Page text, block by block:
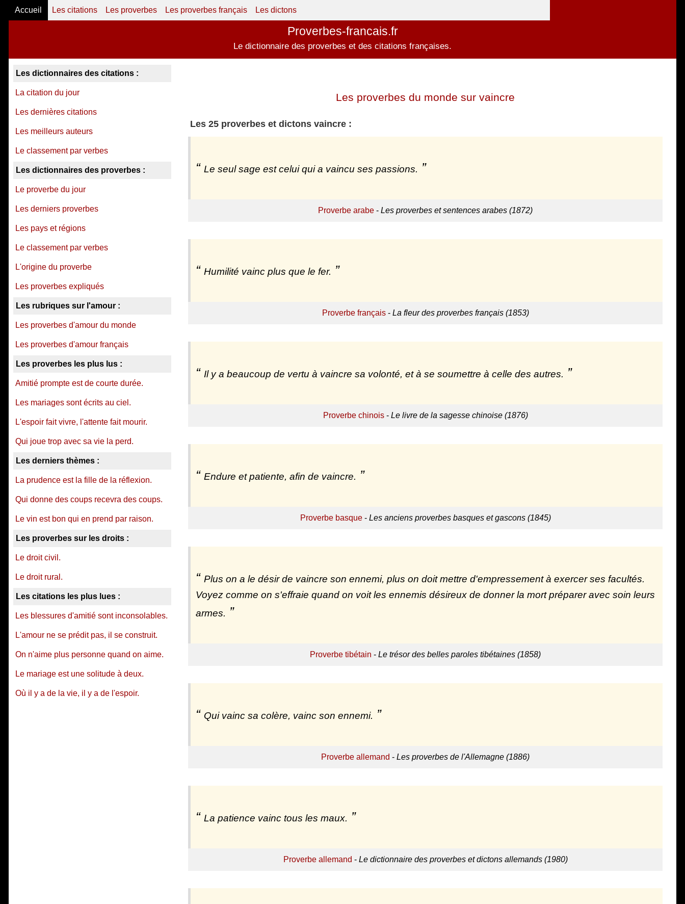
Accueil Les citations Les proverbes Les proverbes français Les dictons
Proverbes-francais.fr
Le dictionnaire des proverbes et des citations françaises.
Les proverbes du monde sur vaincre
Les 25 proverbes et dictons vaincre :
Le seul sage est celui qui a vaincu ses passions.
Proverbe arabe - Les proverbes et sentences arabes (1872)
Humilité vainc plus que le fer.
Proverbe français- La fleur des proverbes français (1853)
Il y a beaucoup de vertu à vaincre sa volonté, et à se soumettre à celle des autres.
Proverbe chinois- Le livre de la sagesse chinoise (1876)
Endure et patiente, afin de vaincre.
Proverbe basque- Les anciens proverbes basques et gascons (1845)
Plus on a le désir de vaincre son ennemi, plus on doit mettre d'empressement à exercer ses facultés.
Voyez comme on s'effraie quand on voit les ennemis désireux de donner la mort préparer avec soin leurs
armes.
Proverbe tibétain - Le trésor des belles paroles tibétaines (1858)
Qui vainc sa colère, vainc son ennemi.
Proverbe allemand - Les proverbes de l'Allemagne (1886)
La patience vainc tous les maux.
Proverbe allemand - Le dictionnaire des proverbes et dictons allemands (1980)
Les dictionnaires des citations :
La citation du jour
Les dernières citations
Les meilleurs auteurs
Le classement par verbes
Les dictionnaires des proverbes :
Le proverbe du jour
Les derniers proverbes
Les pays et régions
Le classement par verbes
L'origine du proverbe
Les proverbes expliqués
Les rubriques sur l'amour :
Les proverbes d'amour du monde
Les proverbes d'amour français
Les proverbes les plus lus :
Amitié prompte est de courte durée.
Les mariages sont écrits au ciel.
L'espoir fait vivre, l'attente fait mourir.
Qui joue trop avec sa vie la perd.
Les derniers thèmes :
La prudence est la fille de la réflexion.
Qui donne des coups recevra des coups.
Le vin est bon qui en prend par raison.
Les proverbes sur les droits :
Le droit civil.
Le droit rural.
Les citations les plus lues :
Les blessures d'amitié sont inconsolables.
L'amour ne se prédit pas, il se construit.
On n'aime plus personne quand on aime.
Le mariage est une solitude à deux.
Où il y a de la vie, il y a de l'espoir.